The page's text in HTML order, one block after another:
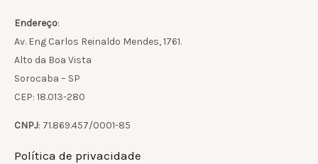
Endereço:
Av. Eng Carlos Reinaldo Mendes, 1761.
Alto da Boa Vista
Sorocaba – SP
CEP: 18.013-280
CNPJ: 71.869.457/0001-85
Política de privacidade